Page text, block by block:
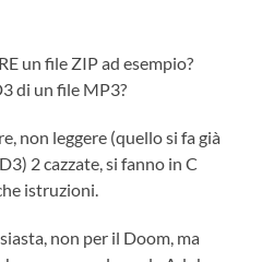
un file ZIP ad esempio?
di un file MP3?
non leggere (quello si fa già
2 cazzate, si fanno in C
istruzioni.
non per il Doom, ma